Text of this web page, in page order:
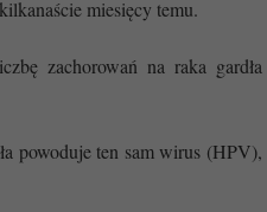
miesięcy temu.
zachorowań na raka gardła
powoduje ten sam wirus (HPV),